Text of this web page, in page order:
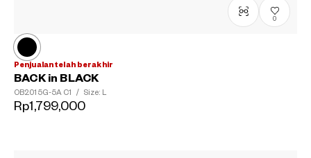
0
Penjualan telah berakhir
BACK in BLACK
OB2015G-5A C1 / Size: L
Rp1,799,000